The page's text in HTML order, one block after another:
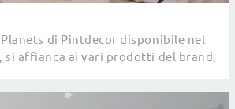
di Pintdecor disponibile nel
si affianca ai vari prodotti del brand,